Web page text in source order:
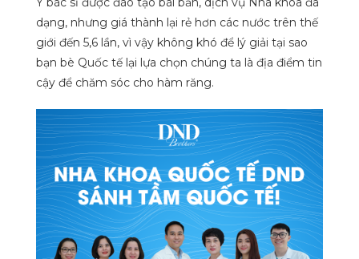
dạng, nhưng giá thành lại rẻ hơn các nước trên thế
giới đến 5,6 lần, vì vậy không khó để lý giải tại sao
bạn bè Quốc tế lại lựa chọn chúng ta là địa điểm tin
cậy để chăm sóc cho hàm răng.